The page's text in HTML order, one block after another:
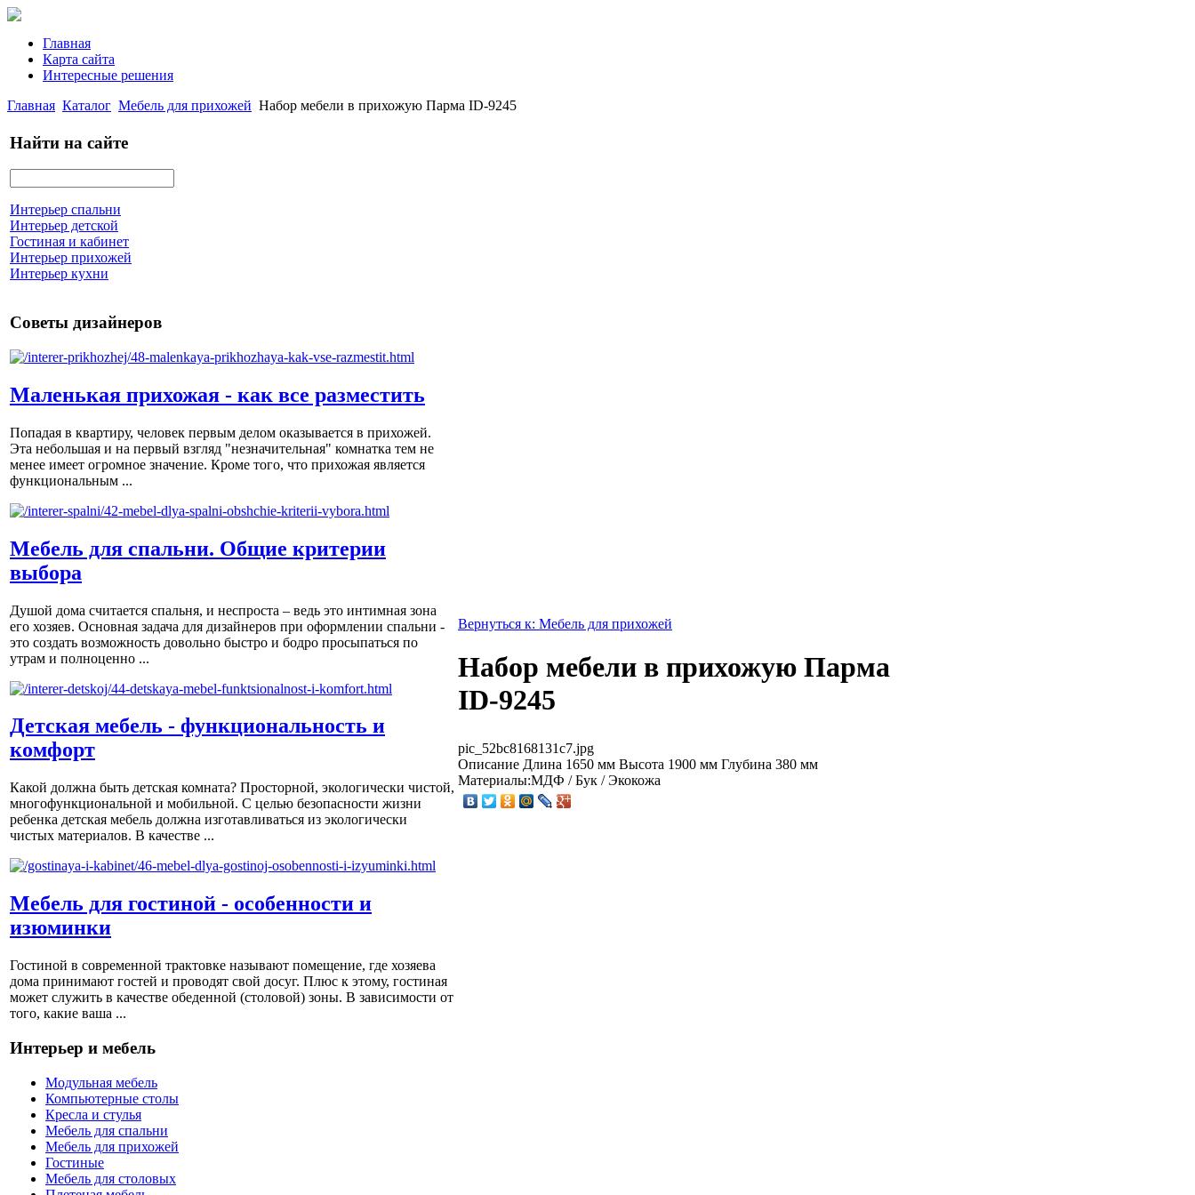
Главная
Карта сайта
Интересные решения
Главная Каталог Мебель для прихожей Набор мебели в прихожую Парма ID-9245
Найти на сайте
Интерьер спальни
Интерьер детской
Гостиная и кабинет
Интерьер прихожей
Интерьер кухни
Советы дизайнеров
Маленькая прихожая - как все разместить
Попадая в квартиру, человек первым делом оказывается в прихожей.
Эта небольшая и на первый взгляд "незначительная" комнатка тем не
менее имеет огромное значение. Кроме того, что прихожая является
функциональным ...
Мебель для спальни. Общие критерии
выбора
Душой дома считается спальня, и неспроста – ведь это интимная зона
его хозяев. Основная задача для дизайнеров при оформлении спальни -
это создать возможность довольно быстро и бодро просыпаться по
утрам и полноценно ...
Детская мебель - функциональность и
комфорт
Какой должна быть детская комната? Просторной, экологически чистой,
многофункциональной и мобильной. С целью безопасности жизни
ребенка детская мебель должна изготавливаться из экологически
чистых материалов. В качестве ...
Мебель для гостиной - особенности и
изюминки
Гостиной в современной трактовке называют помещение, где хозяева
дома принимают гостей и проводят свой досуг. Плюс к этому, гостиная
может служить в качестве обеденной (столовой) зоны. В зависимости от
того, какие ваша ...
Интерьер и мебель
Модульная мебель
Компьютерные столы
Кресла и стулья
Мебель для спальни
Мебель для прихожей
Гостиные
Мебель для столовых
Вернуться к: Мебель для прихожей
Набор мебели в прихожую Парма
ID-9245
pic_52bc8168131c7.jpg
Описание Длина 1650 мм Высота 1900 мм Глубина 380 мм
Материалы:МДФ / Бук / Экокожа